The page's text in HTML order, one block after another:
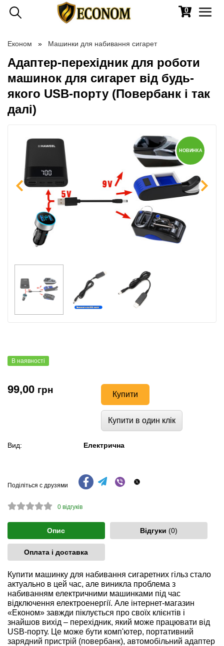
0
Toggle
Економ Машинки для набивання сигарет
Адаптер-перехідник для роботи
машинок для сигарет від будь-
якого USB-порту (Повербанк і так
далі)
НОВИНКА
В наявності
99,00 грн Купити
Купити в один клік
Вид: Електрична
Поділіться с друзями
0 відгуків
Опис Відгуки (0)
Оплата і доставка
Купити машинку для набивання сигаретних гільз стало
актуально в цей час, але виникла проблема з
набиванням електричними машинками під час
відключення електроенергії. Але інтернет-магазин
«Економ» завжди піклується про своїх клієнтів і
знайшов вихід – перехідник, який може працювати від
USB-порту. Це може бути комп'ютер, портативний
зарядний пристрій (повербанк), автомобільний адаптер